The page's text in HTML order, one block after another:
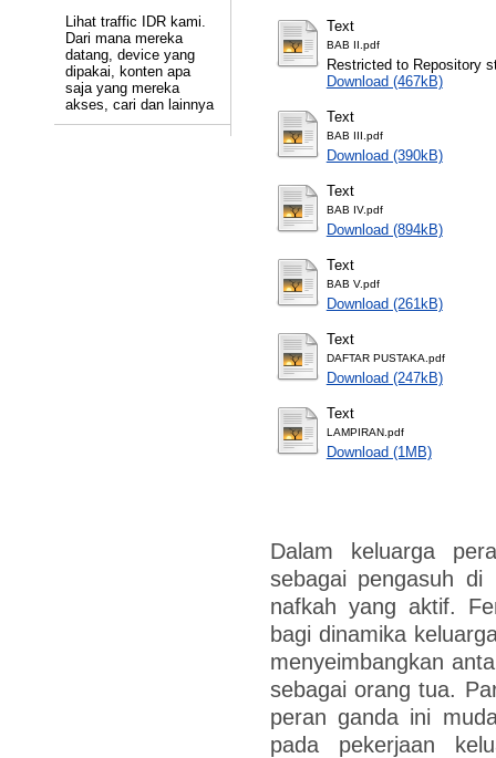
Lihat traffic IDR kami.
Dari mana mereka
datang, device yang
dipakai, konten apa
saja yang mereka
akses, cari dan lainnya
Text
BAB II.pdf
Restricted to Repository
Download (467kB)
Text
BAB III.pdf
Download (390kB)
Text
BAB IV.pdf
Download (894kB)
Text
BAB V.pdf
Download (261kB)
Text
DAFTAR PUSTAKA.pdf
Download (247kB)
Text
LAMPIRAN.pdf
Download (1MB)
Dalam keluarga
sebagai pengasuh
nafkah yang aktif.
bagi dinamika
menyeimbangkan
sebagai orang tua.
peran ganda ini
pada pekerjaan